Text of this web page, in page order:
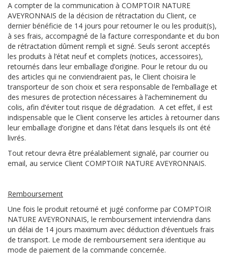
A compter de la communication à COMPTOIR NATURE
AVEYRONNAIS de la décision de rétractation du Client, ce
dernier bénéficie de 14 jours pour retourner le ou les produit(s),
à ses frais, accompagné de la facture correspondante et du bon
de rétractation dûment rempli et signé. Seuls seront acceptés
les produits à l’état neuf et complets (notices, accessoires),
retournés dans leur emballage d’origine. Pour le retour du ou
des articles qui ne conviendraient pas, le Client choisira le
transporteur de son choix et sera responsable de l’emballage et
des mesures de protection nécessaires à l’acheminement du
colis, afin d’éviter tout risque de dégradation. A cet effet, il est
indispensable que le Client conserve les articles à retourner dans
leur emballage d’origine et dans l’état dans lesquels ils ont été
livrés.
Tout retour devra être préalablement signalé, par courrier ou
email, au service Client COMPTOIR NATURE AVEYRONNAIS.
Remboursement
Une fois le produit retourné et jugé conforme par COMPTOIR
NATURE AVEYRONNAIS, le remboursement interviendra dans
un délai de 14 jours maximum avec déduction d’éventuels frais
de transport. Le mode de remboursement sera identique au
mode de paiement de la commande concernée.